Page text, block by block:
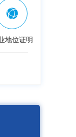
地位证明